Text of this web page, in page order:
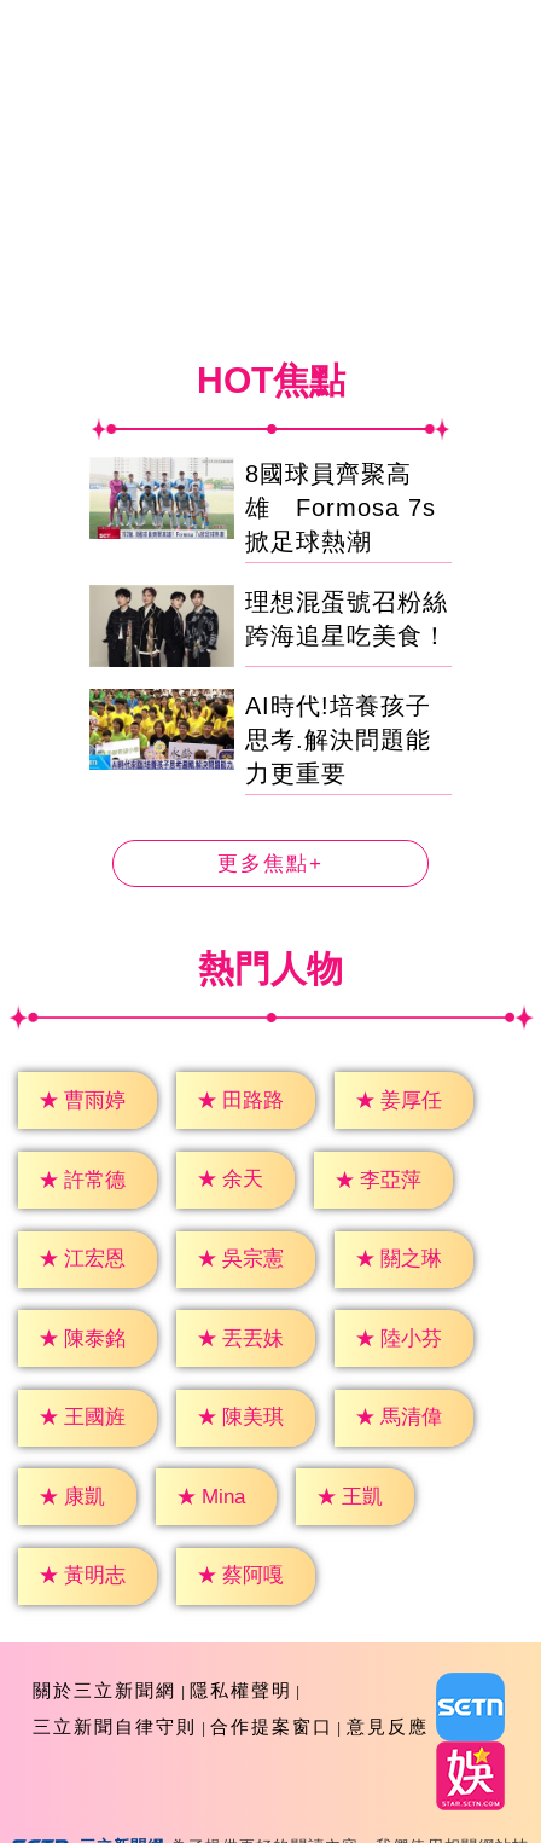
HOT焦點
8國球員齊聚高
雄 Formosa 7s
掀足球熱潮
理想混蛋號召粉絲
跨海追星吃美食！
AI時代!培養孩子
思考.解決問題能
力更重要
更多焦點+
熱門人物
★ 曹雨婷 ★ 田路路 ★ 姜厚任
★ 許常德 ★ 余天 ★ 李亞萍
★ 江宏恩 ★ 吳宗憲 ★ 關之琳
★ 陳泰銘 ★ 丟丟妹 ★ 陸小芬
★ 王國旌 ★ 陳美琪 ★ 馬清偉
★ 康凱 ★ Mina ★ 王凱
★ 黃明志 ★ 蔡阿嘎
關於三立新聞網
隱私權聲明
三立新聞自律守則
合作提案窗口 意見反應